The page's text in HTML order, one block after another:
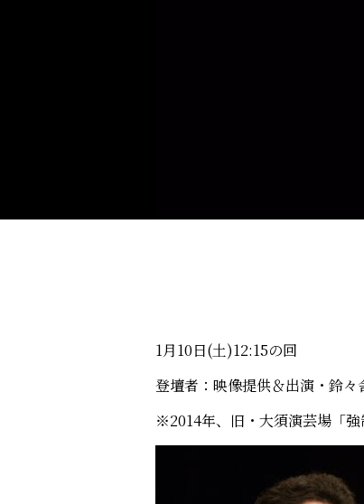
1月10日(土)12:15の回
登壇者：映像提供＆出演・鈴々
※2014年、旧・大須演芸場「